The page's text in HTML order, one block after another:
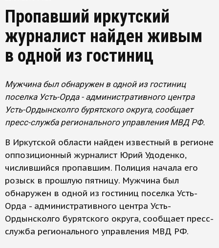
Пропавший иркутский
журналист найден живым
в одной из гостиниц
Мужчина был обнаружен в одной из гостиниц
поселка Усть-Орда - административного центра
Усть-Ордынсколго бурятского округа, сообщает
пресс-служба регионального управления МВД РФ.
В Иркутской области найден известный в регионе
оппозиционный журналист Юрий Удоденко,
числившийся пропавшим. Полиция начала его
розыск в прошлую пятницу. Мужчина был
обнаружен в одной из гостиниц поселка Усть-
Орда - административного центра Усть-
Ордынсколго бурятского округа, сообщает пресс-
служба регионального управления МВД РФ.